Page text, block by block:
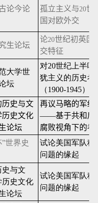
论今论
孤立主义与20世
国对欧外交
生论坛
论20世纪初英国
交特征
大学世
坛
对20世纪上半叶
犹主义的历史考
（1900-1945）
历史与文
历史文化
论坛
再议马略的军纪
——基于共和后
腐败视角下的考
世界史
试论美国军队种
问题的缘起
史与文
历史文化
论坛
试论美国军队种
问题的缘起